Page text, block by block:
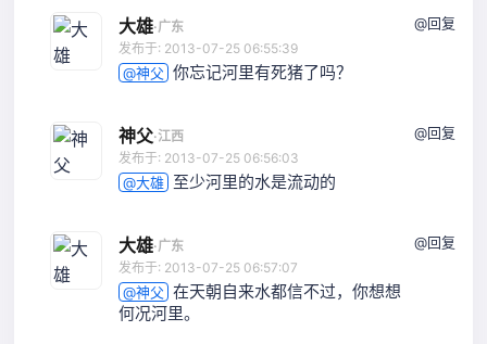
大雄·广东
发布于: 2013-07-25 06:55:39
@神父 你忘记河里有死猪了吗？
@回复
神父·江西
发布于: 2013-07-25 06:56:03
@大雄 至少河里的水是流动的
@回复
大雄·广东
发布于: 2013-07-25 06:57:07
@神父 在天朝自来水都信不过，你想想
何况河里。
@回复